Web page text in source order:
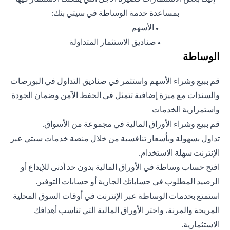
بمساعدة خدمة الوساطة في سيتي بنك:
● الأسهم
● صناديق الاستثمار المتداولة
الوساطة
قم ببيع وشراء الأسهم واستثمر في صناديق التداول في البورصات
والسندات مع ميزة إضافية تتمثل في الحفظ الآمن وضمان الجودة
واستمرارية الخدمات
قم ببيع وشراء الأوراق المالية في مجموعة من الأسواق.
تداول بسهولة وبأسعار تنافسية من خلال منصة خدمات سيتي عبر
الإنترنت سهلة الاستخدام.
افتح حساب وساطة في الأوراق المالية بدون حد أدنى للإيداع أو
الرصيد المطلوب في حساباتك الجارية أو حسابات التوفير.
استمتع بخدمات الوساطة عبر الإنترنت في أوقات السوق المحلية
المريحة والمرنة، واختر الأوراق المالية التي تناسب أهدافك
الاستثمارية.